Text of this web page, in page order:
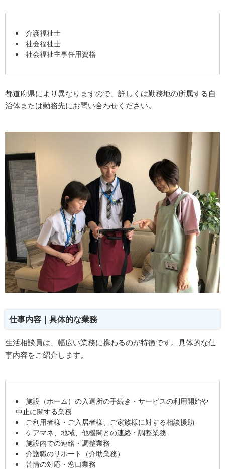
介護福祉士
社会福祉士
社会福祉主事任用資格
都道府県により異なりますので、詳しくは勤務地の所属する自
治体または勤務先にお問い合わせください。
仕事内容｜具体的な業務
生活相談員は、幅広い業務に携わるのが特徴です。具体的な仕
事内容をご紹介します。
施設（ホーム）の入退所の手続き・サービスの利用開始や
中止に関する業務
ご利用者様・ご入居者様、ご家族様に対する相談援助
ケアマネ、地域、他機関との連絡・調整業務
施設内での連絡・調整業務
介護職のサポート（介助業務）
苦情の対応・窓口業務